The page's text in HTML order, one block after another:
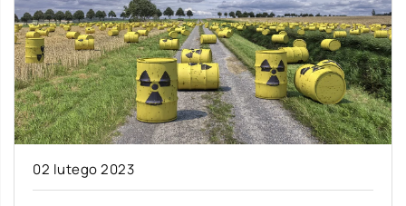
02 lutego 2023